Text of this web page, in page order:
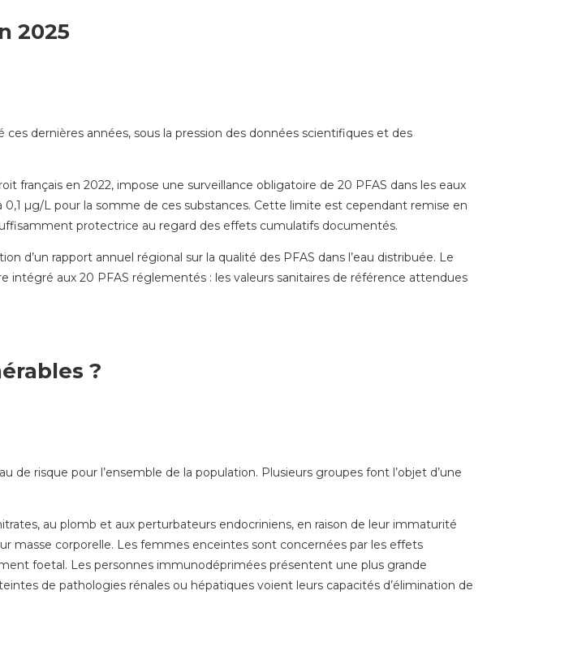
2025
dernières années, sous la pression des données scientifiques et des
français en 2022, impose une surveillance obligatoire de 20 PFAS dans les eaux
µg/L pour la somme de ces substances. Cette limite est cependant remise en
protectrice au regard des effets cumulatifs documentés.
d’un rapport annuel régional sur la qualité des PFAS dans l’eau distribuée. Le
intégré aux 20 PFAS réglementés : les valeurs sanitaires de référence attendues
?
de risque pour l’ensemble de la population. Plusieurs groupes font l’objet d’une
au plomb et aux perturbateurs endocriniens, en raison de leur immaturité
masse corporelle. Les femmes enceintes sont concernées par les effets
foetal. Les personnes immunodéprimées présentent une plus grande
de pathologies rénales ou hépatiques voient leurs capacités d’élimination de